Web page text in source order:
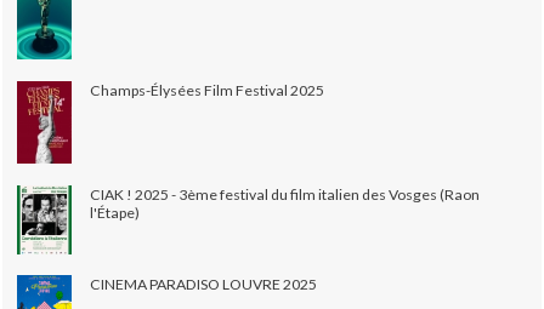
Champs-Élysées Film Festival 2025
CIAK ! 2025 - 3ème festival du film italien des Vosges (Raon
l'Étape)
CINEMA PARADISO LOUVRE 2025